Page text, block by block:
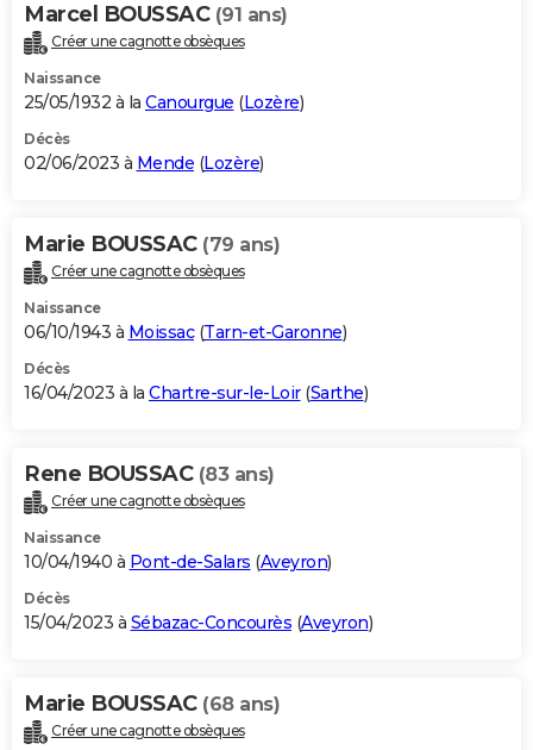
Marcel BOUSSAC (91 ans)
Créer une cagnotte obsèques
Naissance
25/05/1932 à la Canourgue (Lozère)
Décès
02/06/2023 à Mende (Lozère)
Marie BOUSSAC (79 ans)
Créer une cagnotte obsèques
Naissance
06/10/1943 à Moissac(Tarn-et-Garonne)
Décès
16/04/2023 à la Chartre-sur-le-Loir(Sarthe)
Rene BOUSSAC (83 ans)
Créer une cagnotte obsèques
Naissance
10/04/1940 à Pont-de-Salars (Aveyron)
Décès
15/04/2023 à Sébazac-Concourès (Aveyron)
Marie BOUSSAC (68 ans)
Créer une cagnotte obsèques